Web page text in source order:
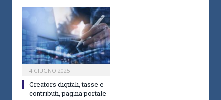
4 GIUGNO 2025
Creators digitali, tasse e
contributi, pagina portale